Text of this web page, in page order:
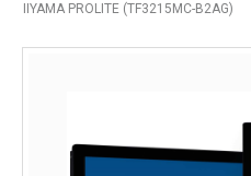
IIYAMA PROLITE (TF3215MC-B2AG)